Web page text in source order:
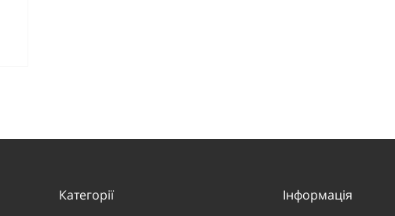
Категорії Інформація